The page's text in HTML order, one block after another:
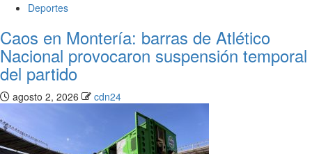
Deportes
Caos en Montería: barras de Atlético
Nacional provocaron suspensión temporal
del partido
agosto 2, 2026 cdn24